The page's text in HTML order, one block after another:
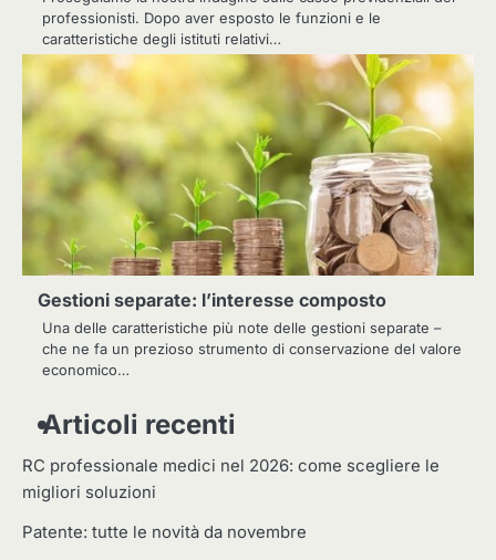
professionisti. Dopo aver esposto le funzioni e le
caratteristiche degli istituti relativi…
Gestioni separate: l’interesse composto
Una delle caratteristiche più note delle gestioni separate –
che ne fa un prezioso strumento di conservazione del valore
economico…
Articoli recenti
RC professionale medici nel 2026: come scegliere le
migliori soluzioni
Patente: tutte le novità da novembre